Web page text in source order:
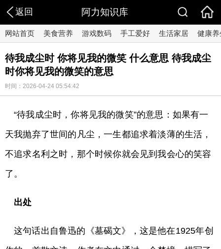
返回 阿力知识库
网站首页 美食营养 游戏数码 手工爱好 生活家居 健康养
待我成尘时 你将见我的微笑 什么意思 待我成尘
时你将见我的微笑的意思
时间：2026-04-24 05:54:42
“待我成尘时，你将见我的微笑”的意思：如果有一
天我抛弃了世间的凡尘，一生都追求着淡薄的生活，
不追求名利之时，那个时候你就会见到我会心的笑容
了。
出处
这句话出自鲁迅的《墓碣文》，这是他在1925年创